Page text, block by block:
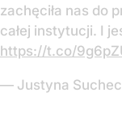
zachęciła nas do
całej instytucji. I
https://t.co/
— Justyna